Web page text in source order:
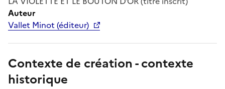
Auteur
Vallet Minot (éditeur)
Contexte de création - contexte
historique